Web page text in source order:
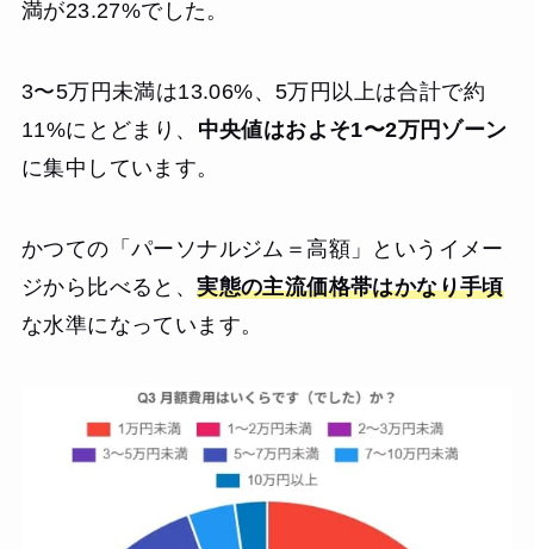
満が23.27%でした。
3〜5万円未満は13.06%、5万円以上は合計で約
11%にとどまり、 中央値はおよそ1〜2万円ゾーン
に集中しています。
かつての「パーソナルジム＝高額」というイメー
ジから比べると、実態の主流価格帯はかなり手頃
な水準になっています。